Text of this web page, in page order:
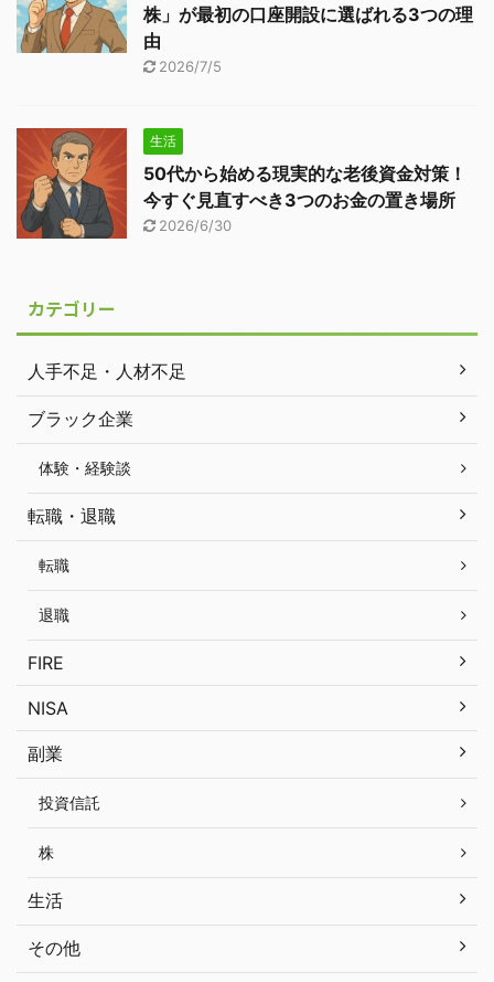
株」が最初の口座開設に選ばれる3つの理
由
2026/7/5
生活
50代から始める現実的な老後資金対策！
今すぐ見直すべき3つのお金の置き場所
2026/6/30
カテゴリー
人手不足・人材不足
ブラック企業
体験・経験談
転職・退職
転職
退職
FIRE
NISA
副業
投資信託
株
生活
その他